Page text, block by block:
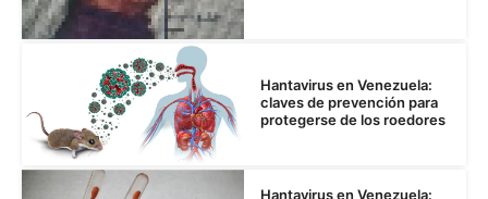
Hantavirus en Venezuela:
claves de prevención para
protegerse de los roedores
Hantavirus en Venezuela: